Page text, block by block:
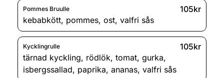
Pommes Bruulle
105kr
kebabkött, pommes, ost, valfri sås
Kycklingrulle
105kr
tärnad kyckling, rödlök, tomat, gurka,
isbergssallad, paprika, ananas, valfri sås